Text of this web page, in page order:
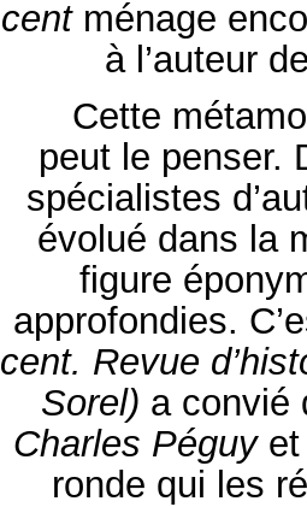
centménage
à l’auteur
Cette
peut le penser.
spécialistes
évolué dans la
figure
approfondies.
cent. Revue
Sorel) a convié
Charles Péguyet
ronde qui les